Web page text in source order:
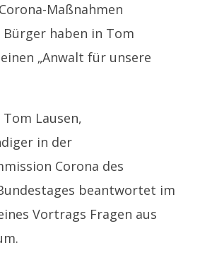
Maßnahmen
haben in Tom
„Anwalt für unsere
Lausen,
in der
Corona des
beantwortet im
Vortrags Fragen aus